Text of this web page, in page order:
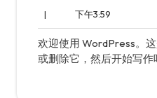
26
日
|
下午3:59
午
3:59
欢迎使用 WordPress。
或删除它，然后开始写作